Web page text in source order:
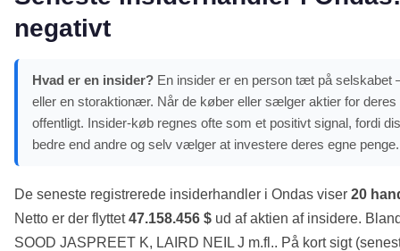
negativt
Hvad er en insider? En insider er en person tæt på selskabet
eller en storaktionær. Når de køber eller sælger aktier for deres
offentligt. Insider-køb regnes ofte som et positivt signal, fordi
bedre end andre og selv vælger at investere deres egne penge.
De seneste registrerede insiderhandler i Ondas viser 20
Netto er der flyttet47.158.456 $ ud af aktien af insidere.
SOOD JASPREET K, LAIRD NEIL J m.fl.. På kort sigt